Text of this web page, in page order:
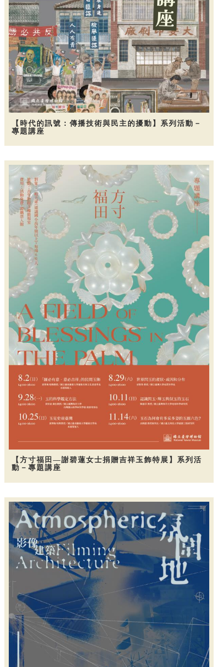
【時代的訊號：傳播技術與民主的擾動】系列活動－
專題講座
【方寸福田—謝碧蓮女士捐贈吉祥玉飾特展】系列活
動－專題講座